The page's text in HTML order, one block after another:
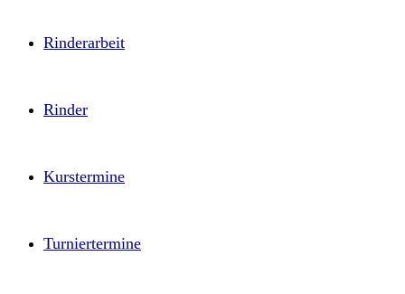
Rinderarbeit
Rinder
Kurstermine
Turniertermine